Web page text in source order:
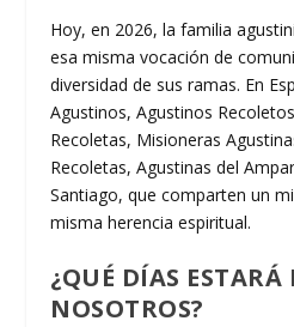
Hoy, en 2026, la familia
esa misma vocación de
diversidad de sus ramas. En
Agustinos, Agustinos
Recoletas, Misioneras
Recoletas, Agustinas del
Santiago, que comparten un
misma herencia espiritual.
¿QUÉ DÍAS ESTARÁ
NOSOTROS?